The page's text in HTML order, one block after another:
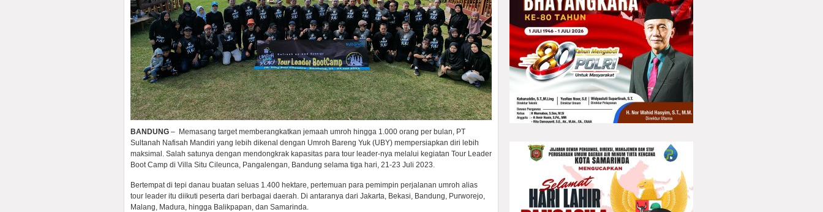
BANDUNG – Memasang target memberangkatkan jemaah umroh hingga 1.000 orang per bulan, PT
Sultanah Nafisah Mandiri yang lebih dikenal dengan Umroh Bareng Yuk (UBY) mempersiapkan diri lebih
maksimal. Salah satunya dengan mendongkrak kapasitas para tour leader-nya melalui kegiatan Tour Leader
Boot Camp di Villa Situ Cileunca, Pangalengan, Bandung selama tiga hari, 21-23 Juli 2023.
Bertempat di tepi danau buatan seluas 1.400 hektare, pertemuan para pemimpin perjalanan umroh alias
tour leader itu diikuti peserta dari berbagai daerah. Di antaranya dari Jakarta, Bekasi, Bandung, Purworejo,
Malang, Madura, hingga Balikpapan, dan Samarinda.